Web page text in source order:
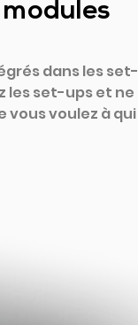
dans les set-
les set-ups et ne
vous voulez à qui